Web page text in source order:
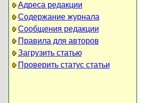
Адреса редакции
Содержание журнала
Сообщения редакции
Правила для авторов
Загрузить статью
Проверить статус статьи